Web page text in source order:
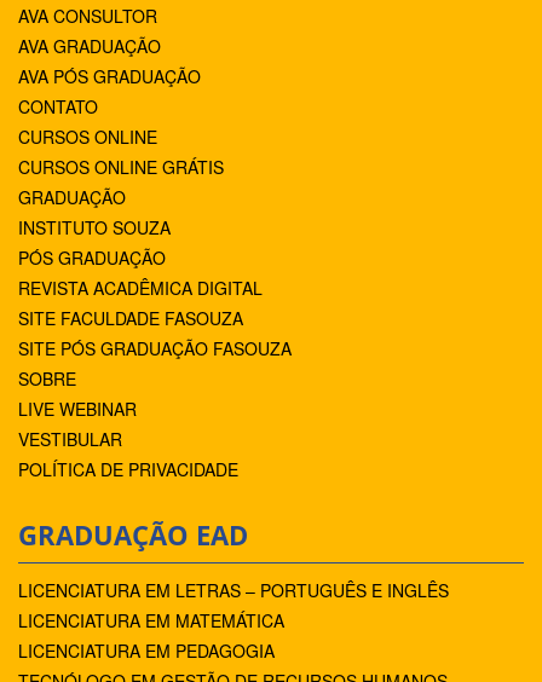
AVA CONSULTOR
AVA GRADUAÇÃO
AVA PÓS GRADUAÇÃO
CONTATO
CURSOS ONLINE
CURSOS ONLINE GRÁTIS
GRADUAÇÃO
INSTITUTO SOUZA
PÓS GRADUAÇÃO
REVISTA ACADÊMICA DIGITAL
SITE FACULDADE FASOUZA
SITE PÓS GRADUAÇÃO FASOUZA
SOBRE
LIVE WEBINAR
VESTIBULAR
POLÍTICA DE PRIVACIDADE
GRADUAÇÃO EAD
LICENCIATURA EM LETRAS – PORTUGUÊS E INGLÊS
LICENCIATURA EM MATEMÁTICA
LICENCIATURA EM PEDAGOGIA